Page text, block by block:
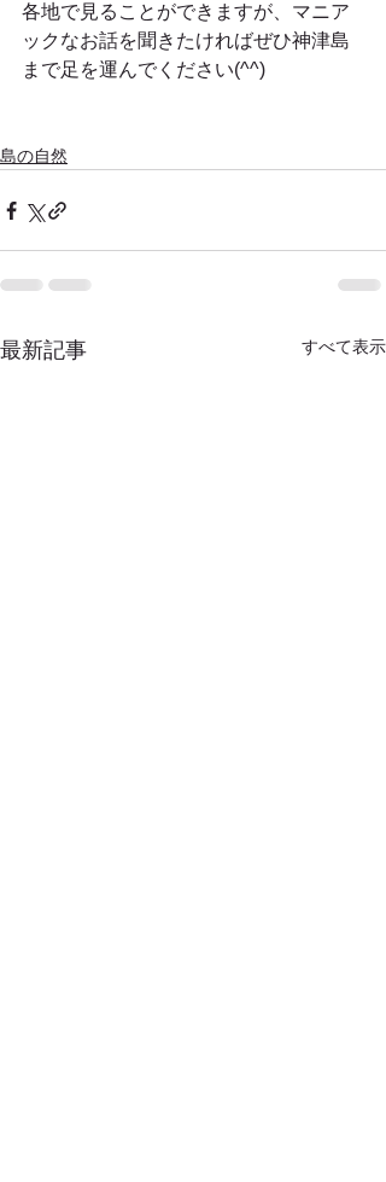
各地で見ることができますが、マニア
ックなお話を聞きたければぜひ神津島
まで足を運んでください(^^)
島の自然
最新記事 すべて表示